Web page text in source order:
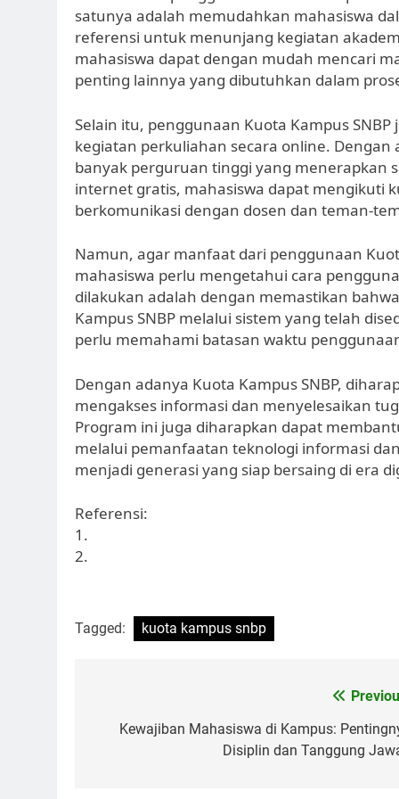
satunya adalah memudahkan mahasiswa
referensi untuk menunjang kegiatan
mahasiswa dapat dengan mudah mencari
penting lainnya yang dibutuhkan dalam
Selain itu, penggunaan Kuota Kampus
kegiatan perkuliahan secara online. Dengan
banyak perguruan tinggi yang menerapkan
internet gratis, mahasiswa dapat mengikuti
berkomunikasi dengan dosen dan teman-
Namun, agar manfaat dari penggunaan
mahasiswa perlu mengetahui cara
dilakukan adalah dengan memastikan
Kampus SNBP melalui sistem yang telah
perlu memahami batasan waktu
Dengan adanya Kuota Kampus SNBP,
mengakses informasi dan menyelesaikan
Program ini juga diharapkan dapat
melalui pemanfaatan teknologi informasi
menjadi generasi yang siap bersaing di era
Referensi:
1.
2.
Tagged: kuota kampus snbp
navigation
Kewajiban Mahasiswa di Kampus:
Disiplin dan Tanggung